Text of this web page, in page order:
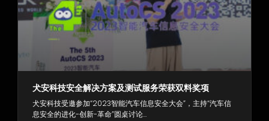
犬安科技安全解决方案及测试服务荣获双料奖项
犬安科技受邀参加“2023智能汽车信息安全大会”，主持“汽车信
息安全的进化-创新-革命”圆桌讨论…